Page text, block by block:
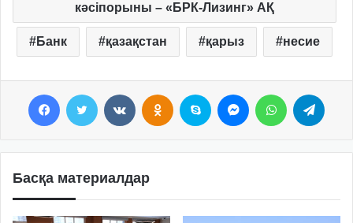
кәсіпорыны – «БРК-Лизинг» АҚ
Банк қазақстан қарыз несие
Басқа материалдар